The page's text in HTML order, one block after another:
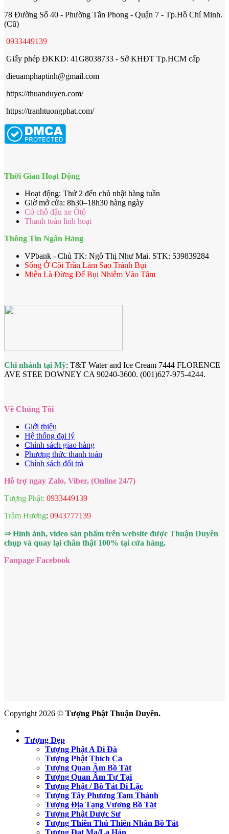
78 Đường Số 40 - Phường Tân Phong - Quận 7 - Tp.Hồ Chí Minh.
(Cũ)
0933449139
Giấy phép ĐKKD: 41G8038733 - Sở KHĐT Tp.HCM cấp
dieuamphaptinh@gmail.com
https://thuanduyen.com/
https://tranhtuongphat.com/
Thời Gian Hoạt Động
Hoạt động: Thứ 2 đến chủ nhật hàng tuần
Giờ mở cửa: 8h30–18h30 hàng ngày
Có chỗ đậu xe Ôtô
Thanh toán linh hoạt
Thông Tin Ngân Hàng
VPbank - Chủ TK: Ngô Thị Như Mai. STK: 539839284
Sống Ở Cõi Trần Làm Sao Tránh Bụi
Miễn Là Đừng Để Bụi Nhiễm Vào Tâm
Chi nhánh tại Mỹ: T&T Water and Ice Cream 7444 FLORENCE
AVE STEE DOWNEY CA 90240-3600. (001)627-975-4244.
Về Chúng Tôi
Giới thiệu
Hệ thống đại lý
Chính sách giao hàng
Phương thức thanh toán
Chính sách đổi trả
Hỗ trợ ngay Zalo, Viber, (Online 24/7)
Tượng Phật: 0933449139
Trầm Hương: 0943777139
⇒ Hình ảnh, video sản phẩm trên website được Thuận Duyên
chụp và quay lại chân thật 100% tại cửa hàng.
Fanpage Facebook
Copyright 2026 © Tượng Phật Thuận Duyên.
Tượng Đẹp
Tượng Phật A Di Đà
Tượng Phật Thích Ca
Tượng Quan Âm Bồ Tát
Tượng Quan Âm Tự Tại
Tượng Phật / Bồ Tát Di Lặc
Tượng Tây Phương Tam Thánh
Tượng Địa Tạng Vương Bồ Tát
Tượng Phật Dược Sư
Tượng Thiên Thủ Thiên Nhãn Bồ Tát
Tượng Đạt Ma/La Hán